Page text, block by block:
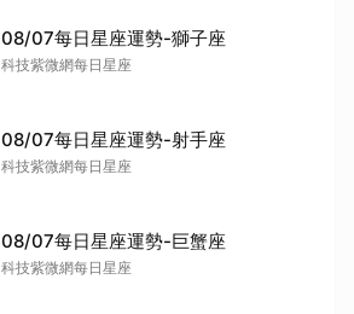
08/07每日星座運勢-獅子座
科技紫微網每日星座
08/07每日星座運勢-射手座
科技紫微網每日星座
08/07每日星座運勢-巨蟹座
科技紫微網每日星座